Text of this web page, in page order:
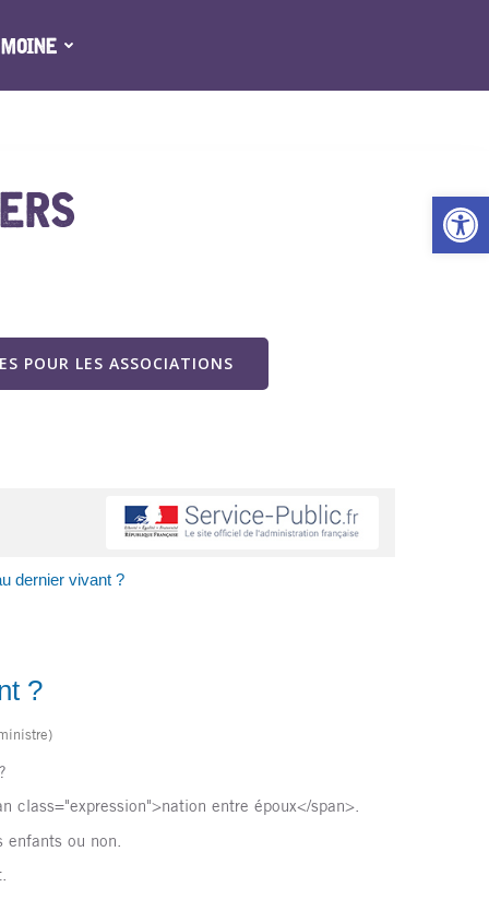
POUR LES ASSOCIATIONS
dernier vivant ?
?
class="expression">nation entre époux</span>.
ou non.